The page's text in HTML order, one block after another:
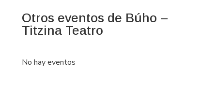
Otros eventos de Búho –
Titzina Teatro
No hay eventos